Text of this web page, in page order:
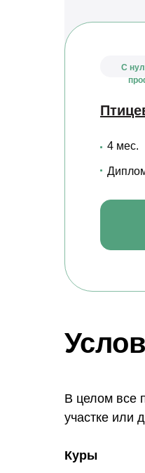
С
4 мес.
В целом все
участке или
Куры